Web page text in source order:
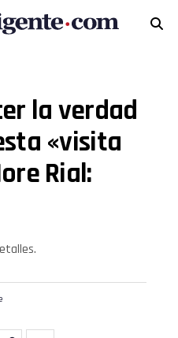
la verdad
«visita
Rial: